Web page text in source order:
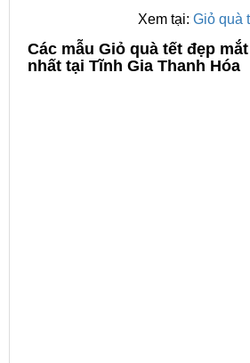
Xem tại: Giỏ quà
Các mẫu Giỏ quà tết đẹp
nhất tại Tĩnh Gia Thanh Hóa